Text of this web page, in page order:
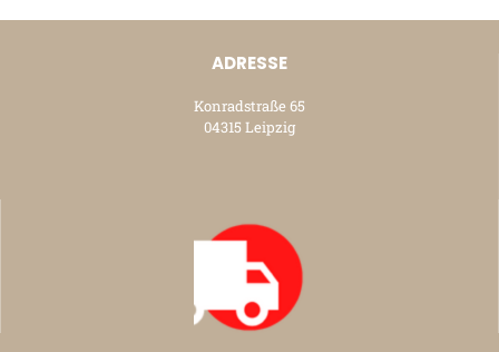
ADRESSE
Konradstraße 65
04315 Leipzig